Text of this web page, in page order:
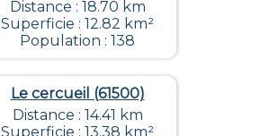
Distance : 18.70 km
Superficie : 12.82 km²
Population : 138
Le cercueil (61500)
Distance : 14.41 km
Superficie : 13.38 km²